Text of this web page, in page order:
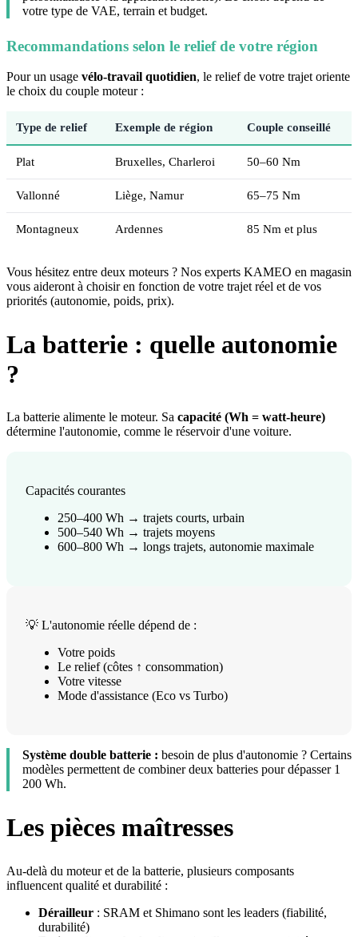
votre type de VAE, terrain et budget.
Recommandations selon le relief de votre région
Pour un usage vélo-travail quotidien, le relief de votre trajet oriente
le choix du couple moteur :
Type de relief Exemple de région Couple conseillé
Plat Bruxelles, Charleroi 50–60 Nm
Vallonné Liège, Namur 65–75 Nm
Montagneux Ardennes 85 Nm et plus
Vous hésitez entre deux moteurs ? Nos experts KAMEO en magasin
vous aideront à choisir en fonction de votre trajet réel et de vos
priorités (autonomie, poids, prix).
La batterie : quelle autonomie
?
La batterie alimente le moteur. Sa capacité (Wh = watt-heure)
détermine l'autonomie, comme le réservoir d'une voiture.
Capacités courantes
250–400 Wh → trajets courts, urbain
500–540 Wh → trajets moyens
600–800 Wh → longs trajets, autonomie maximale
💡 L'autonomie réelle dépend de :
Votre poids
Le relief (côtes ↑ consommation)
Votre vitesse
Mode d'assistance (Eco vs Turbo)
Système double batterie : besoin de plus d'autonomie ? Certains
modèles permettent de combiner deux batteries pour dépasser 1
200 Wh.
Les pièces maîtresses
Au-delà du moteur et de la batterie, plusieurs composants
influencent qualité et durabilité :
Dérailleur : SRAM et Shimano sont les leaders (fiabilité,
durabilité)